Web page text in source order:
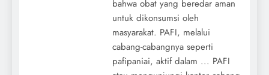
bahwa obat yang beredar aman
untuk dikonsumsi oleh
masyarakat. PAFI, melalui
cabang-cabangnya seperti
pafipaniai, aktif dalam ... PAFI